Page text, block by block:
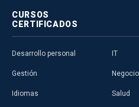
CURSOS
CERTIFICADOS
Desarrollo personal
Gestión
Idiomas
IT
Salud